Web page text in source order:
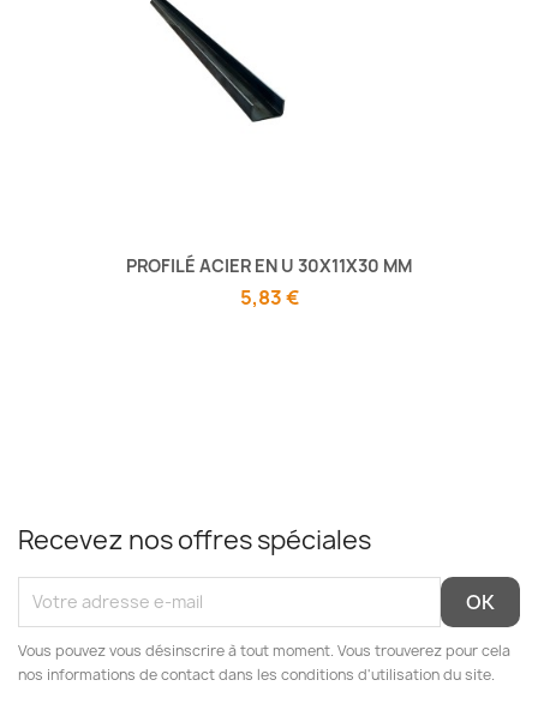
PROFILÉ ACIER EN U 30X11X30 MM
5,83 €
Recevez nos offres spéciales
Vous pouvez vous désinscrire à tout moment. Vous trouverez pour cela
nos informations de contact dans les conditions d'utilisation du site.